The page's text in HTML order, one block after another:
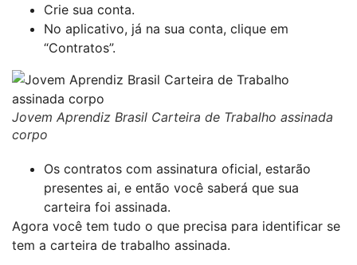
Crie sua conta.
No aplicativo, já na sua conta, clique em
“Contratos”.
Jovem Aprendiz Brasil Carteira de Trabalho assinada
corpo
Os contratos com assinatura oficial, estarão
presentes ai, e então você saberá que sua
carteira foi assinada.
Agora você tem tudo o que precisa para identificar se
tem a carteira de trabalho assinada.